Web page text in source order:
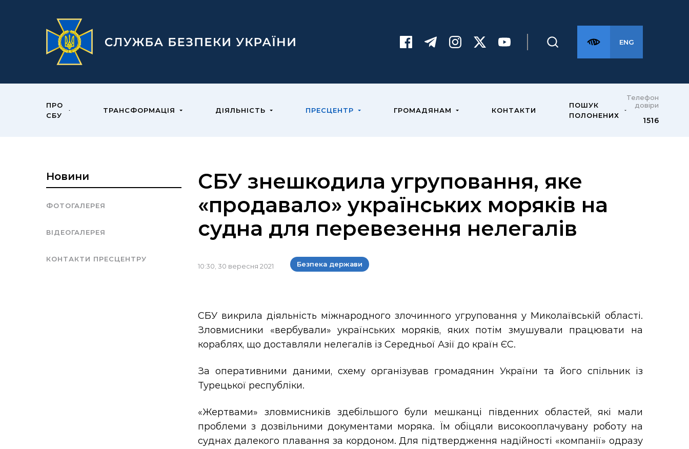
ENG
ПРО
СБУ
ТРАНСФОРМАЦІЯ ДІЯЛЬНІСТЬ ПРЕСЦЕНТР ГРОМАДЯНАМ КОНТАКТИ
ПОШУК
ПОЛОНЕНИХ
Телефон
довіри
1516
Новини
ФОТОГАЛЕРЕЯ
ВІДЕОГАЛЕРЕЯ
КОНТАКТИ ПРЕСЦЕНТРУ
СБУ знешкодила угруповання, яке
«продавало» українських моряків на
судна для перевезення нелегалів
10:30, 30 вересня 2021 Безпека держави
СБУ викрила діяльність міжнародного злочинного угруповання у Миколаївській області.
Зловмисники «вербували» українських моряків, яких потім змушували працювати на
кораблях, що доставляли нелегалів із Середньої Азії до країн ЄС.
За оперативними даними, схему організував громадянин України та його спільник із
Турецької республіки.
«Жертвами» зловмисників здебільшого були мешканці південних областей, які мали
проблеми з дозвільними документами моряка. Їм обіцяли високооплачувану роботу на
суднах далекого плавання за кордоном. Для підтвердження надійності «компанії» одразу